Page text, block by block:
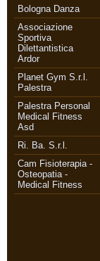
Bologna Danza
Associazione
Sportiva
Dilettantistica
Ardor
Planet Gym S.r.l.
Palestra
Palestra Personal
Medical Fitness
Asd
Ri. Ba. S.r.l.
Cam Fisioterapia -
Osteopatia -
Medical Fitness